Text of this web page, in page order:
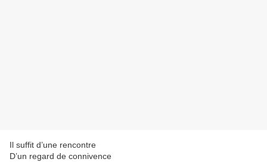
Il suffit d’une rencontre
D’un regard de connivence